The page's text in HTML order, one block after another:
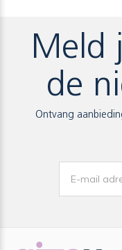
Meld
de
Ontvang